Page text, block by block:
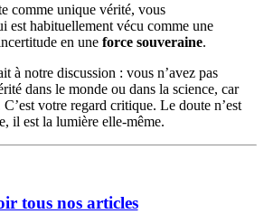
comme unique vérité, vous
est habituellement vécu comme une
en une force souveraine.
à notre discussion : vous n’avez pas
dans le monde ou dans la science, car
votre regard critique. Le doute n’est
il est la lumière elle-même.
tous nos articles